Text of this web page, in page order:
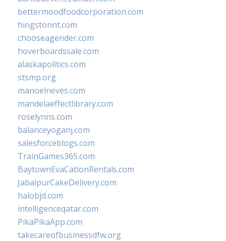
bettermoodfoodcorporation.com
hingstonnt.com
chooseagender.com
hoverboardssale.com
alaskapolitics.com
stsmp.org
manoelneves.com
mandelaeffectlibrary.com
roselynns.com
balanceyoganj.com
salesforceblogs.com
TrainGames365.com
BaytownEvaCationRentals.com
JabalpurCakeDelivery.com
halobjd.com
intelligenceqatar.com
PikaPikaApp.com
takecareofbusinessdfw.org